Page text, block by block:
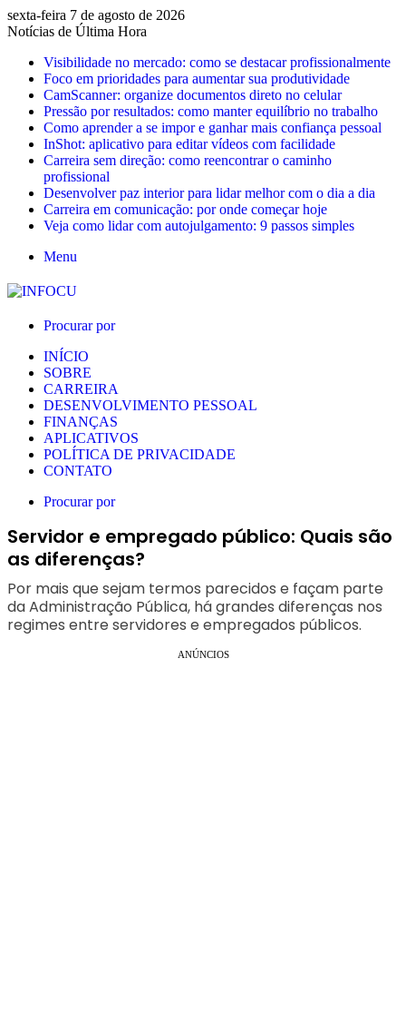
sexta-feira 7 de agosto de 2026
Notícias de Última Hora
Visibilidade no mercado: como se destacar profissionalmente
Foco em prioridades para aumentar sua produtividade
CamScanner: organize documentos direto no celular
Pressão por resultados: como manter equilíbrio no trabalho
Como aprender a se impor e ganhar mais confiança pessoal
InShot: aplicativo para editar vídeos com facilidade
Carreira sem direção: como reencontrar o caminho
profissional
Desenvolver paz interior para lidar melhor com o dia a dia
Carreira em comunicação: por onde começar hoje
Veja como lidar com autojulgamento: 9 passos simples
Menu
Procurar por
INÍCIO
SOBRE
CARREIRA
DESENVOLVIMENTO PESSOAL
FINANÇAS
APLICATIVOS
POLÍTICA DE PRIVACIDADE
CONTATO
Procurar por
Servidor e empregado público: Quais são
as diferenças?
Por mais que sejam termos parecidos e façam parte
da Administração Pública, há grandes diferenças nos
regimes entre servidores e empregados públicos.
ANÚNCIOS